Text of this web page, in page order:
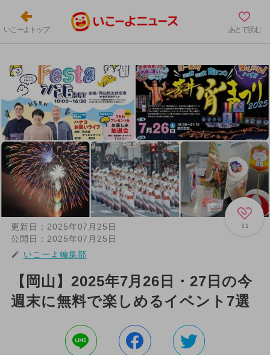
いこーよトップ あとで読む
31
更新日： 2025年07月25日
公開日： 2025年07月25日
いこーよ編集部
【岡山】2025年7月26日・27日の今
週末に無料で楽しめるイベント7選